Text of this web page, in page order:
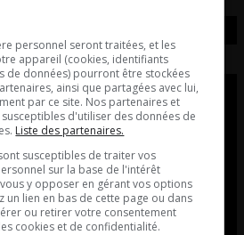
personnel seront traitées, et les
appareil (cookies, identifiants
de données) pourront être stockées
ainsi que partagées avec lui,
par ce site. Nos partenaires et
d'utiliser des données de
Liste des partenaires.
susceptibles de traiter vos
sur la base de l'intérêt
y opposer en gérant vos options
un lien en bas de cette page ou dans
ou retirer votre consentement
cookies et de confidentialité.